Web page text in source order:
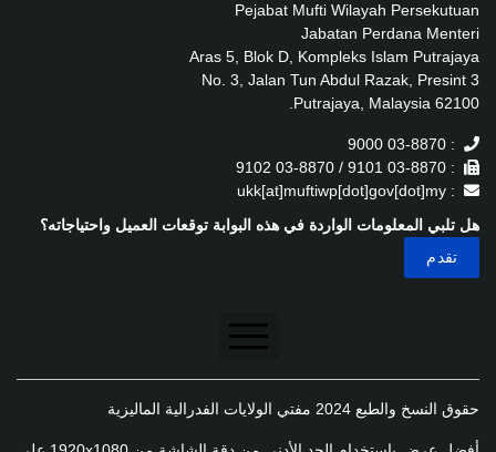
Pejabat Mufti Wilayah Persekutuan
Jabatan Perdana Menteri
Aras 5, Blok D, Kompleks Islam Putrajaya
No. 3, Jalan Tun Abdul Razak, Presint 3
62100 Putrajaya, Malaysia.
: 03-8870 9000
: 03-8870 9101 / 03-8870 9102
: ukk[at]muftiwp[dot]gov[dot]my
هل تلبي المعلومات الواردة في هذه البوابة توقعات العميل واحتياجاته؟
تنصل
سياسة الخصوصية
حقوق النسخ والطبع 2024 مفتي الولايات الفدرالية الماليزية